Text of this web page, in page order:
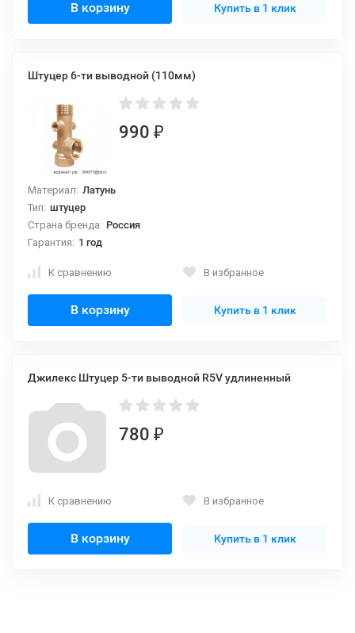
В корзину Купить в 1 клик
Штуцер 6-ти выводной (110мм)
990 ₽
Материал: Латунь
Тип: штуцер
Страна бренда: Россия
Гарантия: 1 год
К сравнению В избранное
В корзину Купить в 1 клик
Джилекс Штуцер 5-ти выводной R5V удлиненный
780 ₽
К сравнению В избранное
В корзину Купить в 1 клик